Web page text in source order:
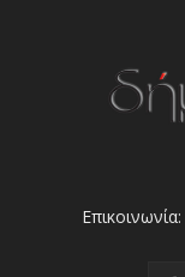
Επικοινωνία: